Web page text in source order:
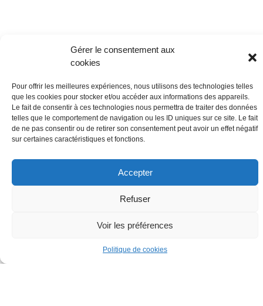
Gérer le consentement aux
cookies
Pour offrir les meilleures expériences, nous utilisons des technologies telles
que les cookies pour stocker et/ou accéder aux informations des appareils.
Le fait de consentir à ces technologies nous permettra de traiter des données
telles que le comportement de navigation ou les ID uniques sur ce site. Le fait
de ne pas consentir ou de retirer son consentement peut avoir un effet négatif
sur certaines caractéristiques et fonctions.
Accepter
Refuser
Voir les préférences
Politique de cookies